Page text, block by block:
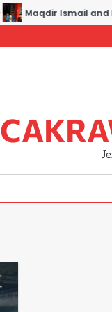
Maqdir Ismail and